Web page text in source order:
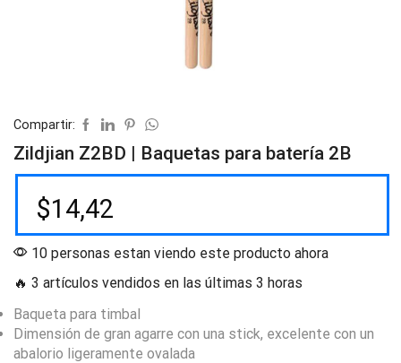
Compartir:
Zildjian Z2BD | Baquetas para batería 2B
$14,42
10 personas estan viendo este producto ahora
🔥 3 artículos vendidos en las últimas 3 horas
Baqueta para timbal
Dimensión de gran agarre con una stick, excelente con un
abalorio ligeramente ovalada